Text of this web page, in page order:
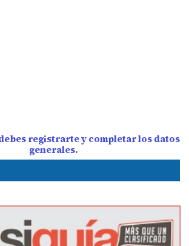
registrarte y completar los datos
generales.